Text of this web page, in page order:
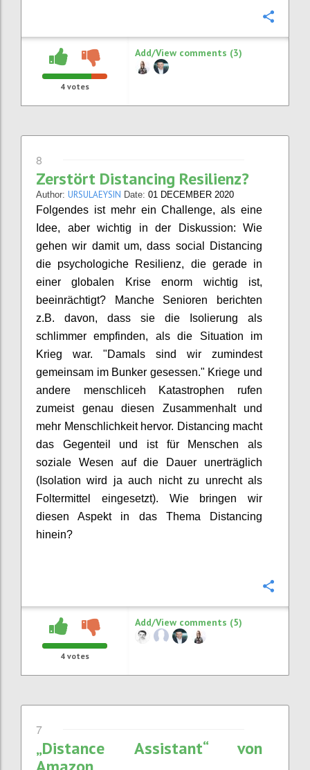
4 votes
Add/View comments (3)
8
Zerstört Distancing Resilienz?
Author: URSULAEYSIN Date: 01 DECEMBER 2020
Folgendes ist mehr ein Challenge, als eine
Idee, aber wichtig in der Diskussion: Wie
gehen wir damit um, dass social Distancing
die psychologiche Resilienz, die gerade in
einer globalen Krise enorm wichtig ist,
beeinrächtigt? Manche Senioren berichten
z.B. davon, dass sie die Isolierung als
schlimmer empfinden, als die Situation im
Krieg war. "Damals sind wir zumindest
gemeinsam im Bunker gesessen." Kriege und
andere menschliceh Katastrophen rufen
zumeist genau diesen Zusammenhalt und
mehr Menschlichkeit hervor. Distancing macht
das Gegenteil und ist für Menschen als
soziale Wesen auf die Dauer unerträglich
(Isolation wird ja auch nicht zu unrecht als
Foltermittel eingesetzt). Wie bringen wir
diesen Aspekt in das Thema Distancing
hinein?
4 votes
Add/View comments (5)
7
„Distance Assistant“ von